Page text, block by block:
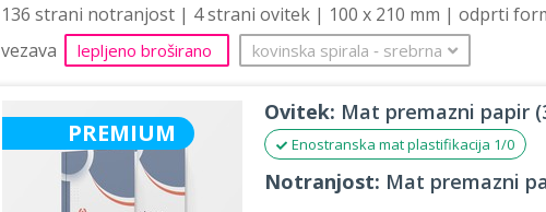
136 strani notranjost | 4 strani ovitek | 100 x 210 mm | odprti
vezava
lepljeno broširano kovinska spirala ‐ srebrna
PREMIUM
Ovitek: Mat premazni papir
Enostranska mat plastifikacija 1/0
Notranjost: Mat premazni